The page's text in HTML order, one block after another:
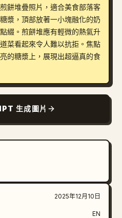
餅堆疊照片，適合美食部落客
漿，頂部放著一小塊融化的奶
綴。煎餅堆應有輕微的熱氣升
菜看起來令人難以抗拒。焦點
的糖漿上，展現出超逼真的食
生成圖片
2025年12月10日
EN